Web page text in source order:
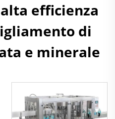
efficienza
di
e minerale